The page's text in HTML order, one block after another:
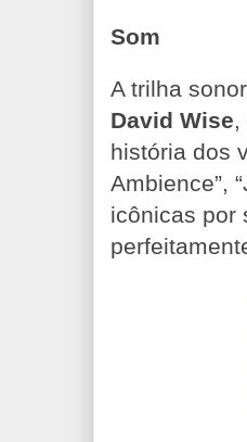
Som
A trilha
David Wise,
história dos
Ambience”,
icônicas por